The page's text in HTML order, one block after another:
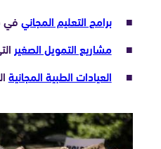
برامج التعليم المجانيفي
مشاريع التمويل الصغير
العيادات الطبية المجانية